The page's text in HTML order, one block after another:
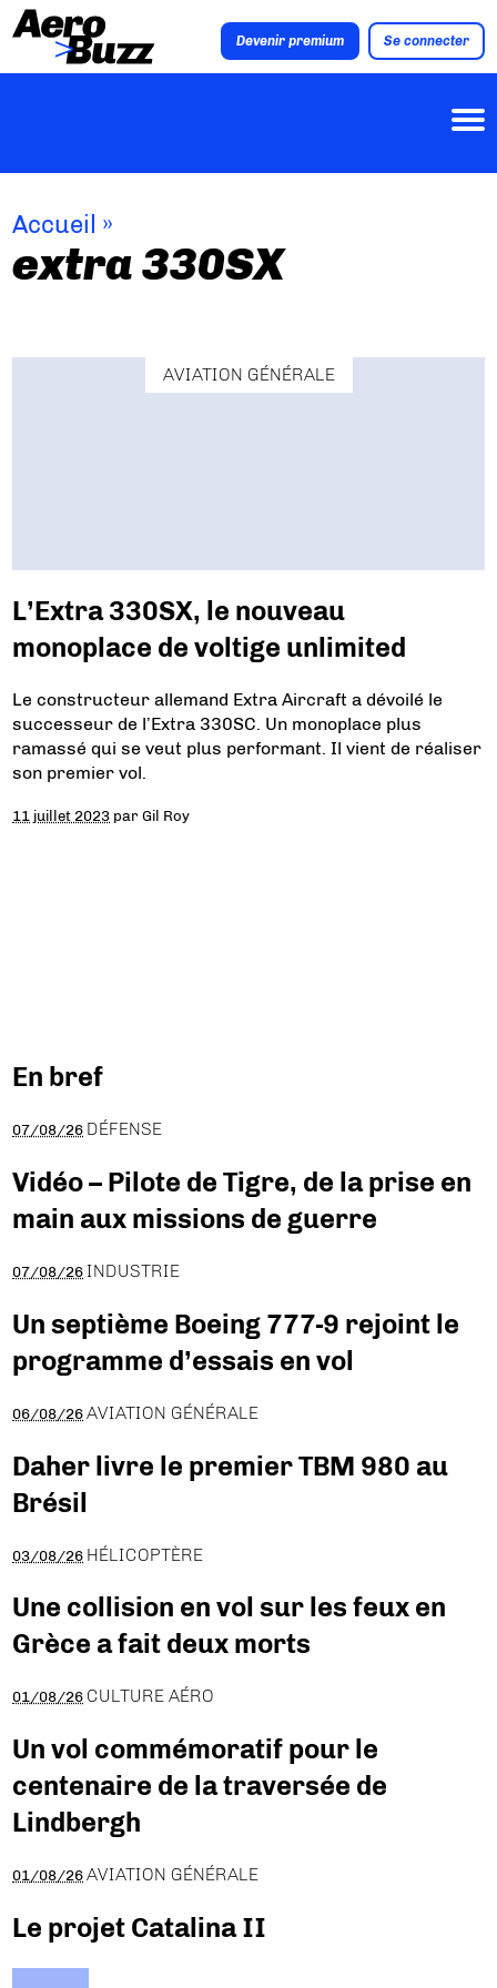
Devenir premium Se connecter
Accueil »
extra 330SX
AVIATION GÉNÉRALE
L’Extra 330SX, le nouveau
monoplace de voltige unlimited
Le constructeur allemand Extra Aircraft a dévoilé le
successeur de l’Extra 330SC. Un monoplace plus
ramassé qui se veut plus performant. Il vient de réaliser
son premier vol.
11 juillet 2023 parGil Roy
En bref
07/08/26 DÉFENSE
Vidéo – Pilote de Tigre, de la prise en
main aux missions de guerre
07/08/26 INDUSTRIE
Un septième Boeing 777-9 rejoint le
programme d’essais en vol
06/08/26 AVIATION GÉNÉRALE
Daher livre le premier TBM 980 au
Brésil
03/08/26 HÉLICOPTÈRE
Une collision en vol sur les feux en
Grèce a fait deux morts
01/08/26 CULTURE AÉRO
Un vol commémoratif pour le
centenaire de la traversée de
Lindbergh
01/08/26 AVIATION GÉNÉRALE
Le projet Catalina II